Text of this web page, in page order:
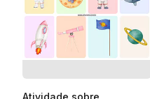
Atividade sobre